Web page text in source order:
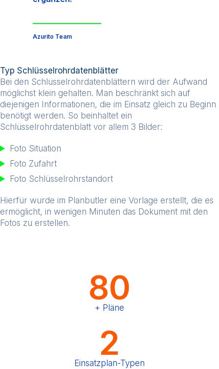
Azurito Team
Typ Schlüsselrohrdatenblätter
Bei den Schlüsselrohrdatenblättern wird der Aufwand
möglichst klein gehalten. Man beschränkt sich auf
diejenigen Informationen, die im Einsatz gleich zu Beginn
benötigt werden. So beinhaltet ein
Schlüsselrohrdatenblatt vor allem 3 Bilder:
Foto Situation
Foto Zufahrt
Foto Schlüsselrohrstandort
Hierfür wurde im Planbutler eine Vorlage erstellt, die es
ermöglicht, in wenigen Minuten das Dokument mit den
Fotos zu erstellen.
80
+ Pläne
2
Einsatzplan-Typen